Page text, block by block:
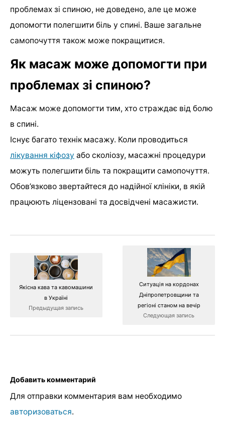
проблемах зі спиною, не доведено, але це може
допомогти полегшити біль у спині. Ваше загальне
самопочуття також може покращитися.
Як масаж може допомогти при
проблемах зі спиною?
Масаж може допомогти тим, хто страждає від болю
в спині.
Існує багато технік масажу. Коли проводиться
лікування кіфозу або сколіозу, масажні процедури
можуть полегшити біль та покращити самопочуття.
Обов’язково звертайтеся до надійної клініки, в якій
працюють ліцензовані та досвідчені масажисти.
Якісна кава та кавомашини
в Україні
Предыдущая запись
Ситуація на кордонах
Дніпропетровщини та
регіоні станом на вечір
Следующая запись
Добавить комментарий
Для отправки комментария вам необходимо
авторизоваться.